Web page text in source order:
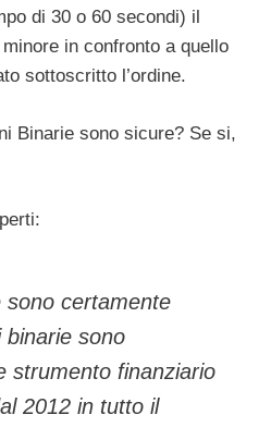
di 30 o 60 secondi) il
in confronto a quello
sottoscritto l’ordine.
Binarie sono sicure? Se si,
sono certamente
binarie sono
strumento finanziario
2012 in tutto il